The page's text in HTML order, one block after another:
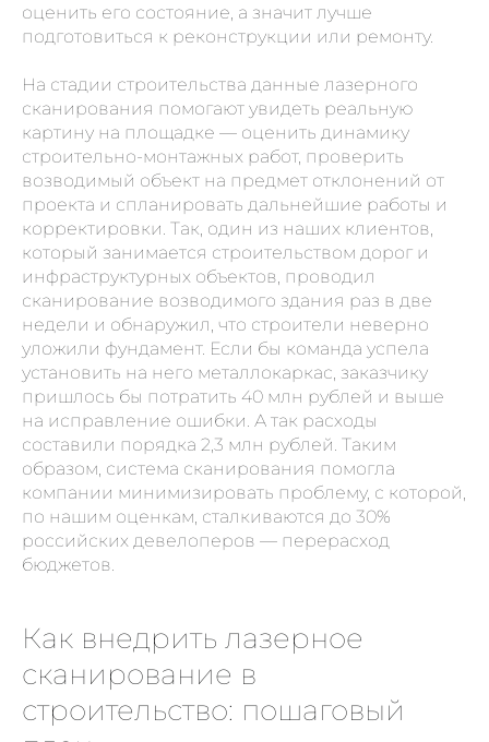
оценить его состояние, а значит лучше
подготовиться к реконструкции или ремонту.
На стадии строительства данные лазерного
сканирования помогают увидеть реальную
картину на площадке — оценить динамику
строительно-монтажных работ, проверить
возводимый объект на предмет отклонений от
проекта и спланировать дальнейшие работы и
корректировки. Так, один из наших клиентов,
который занимается строительством дорог и
инфраструктурных объектов, проводил
сканирование возводимого здания раз в две
недели и обнаружил, что строители неверно
уложили фундамент. Если бы команда успела
установить на него металлокаркас, заказчику
пришлось бы потратить 40 млн рублей и выше
на исправление ошибки. А так расходы
составили порядка 2,3 млн рублей. Таким
образом, система сканирования помогла
компании минимизировать проблему, с которой,
по нашим оценкам, сталкиваются до 30%
российских девелоперов — перерасход
бюджетов.
Как внедрить лазерное
сканирование в
строительство: пошаговый